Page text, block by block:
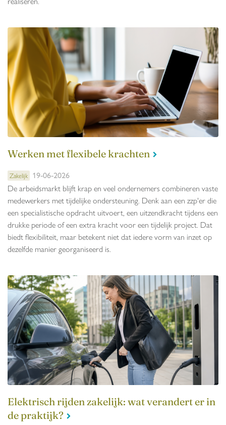
Werken met flexibele krachten
Zakelijk 19-06-2026
De arbeidsmarkt blijft krap en veel ondernemers combineren vaste
medewerkers met tijdelijke ondersteuning. Denk aan een zzp'er die
een specialistische opdracht uitvoert, een uitzendkracht tijdens een
drukke periode of een extra kracht voor een tijdelijk project. Dat
biedt flexibiliteit, maar betekent niet dat iedere vorm van inzet op
dezelfde manier georganiseerd is.
Elektrisch rijden zakelijk: wat verandert er in
de praktijk?